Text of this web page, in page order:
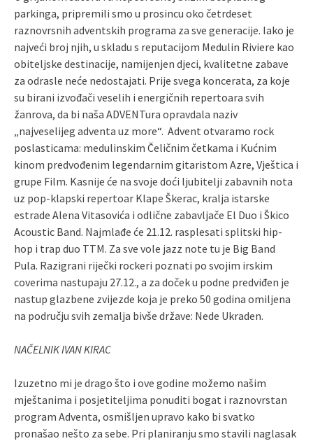
parkinga, pripremili smo u prosincu oko četrdeset
raznovrsnih adventskih programa za sve generacije. Iako je
najveći broj njih, u skladu s reputacijom Medulin Riviere kao
obiteljske destinacije, namijenjen djeci, kvalitetne zabave
za odrasle neće nedostajati. Prije svega koncerata, za koje
su birani izvođači veselih i energičnih repertoara svih
žanrova, da bi naša ADVENTura opravdala naziv
„najveselijeg adventa uz more“. Advent otvaramo rock
poslasticama: medulinskim Čeličnim četkama i Kućnim
kinom predvođenim legendarnim gitaristom Azre, Vještica i
grupe Film. Kasnije će na svoje doći ljubitelji zabavnih nota
uz pop-klapski repertoar Klape Škerac, kralja istarske
estrade Alena Vitasovića i odlične zabavljače El Duo i Škico
Acoustic Band. Najmlađe će 21.12. rasplesati splitski hip-
hop i trap duo TTM. Za sve vole jazz note tu je Big Band
Pula. Razigrani riječki rockeri poznati po svojim irskim
coverima nastupaju 27.12., a za doček u podne predviđen je
nastup glazbene zvijezde koja je preko 50 godina omiljena
na području svih zemalja bivše države: Nede Ukraden.
NAČELNIK IVAN KIRAC
Izuzetno mi je drago što i ove godine možemo našim
mještanima i posjetiteljima ponuditi bogat i raznovrstan
program Adventa, osmišljen upravo kako bi svatko
pronašao nešto za sebe. Pri planiranju smo stavili naglasak